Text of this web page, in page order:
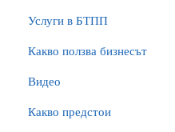
Услуги в БТПП
Какво ползва бизнесът
Видео
Какво предстои